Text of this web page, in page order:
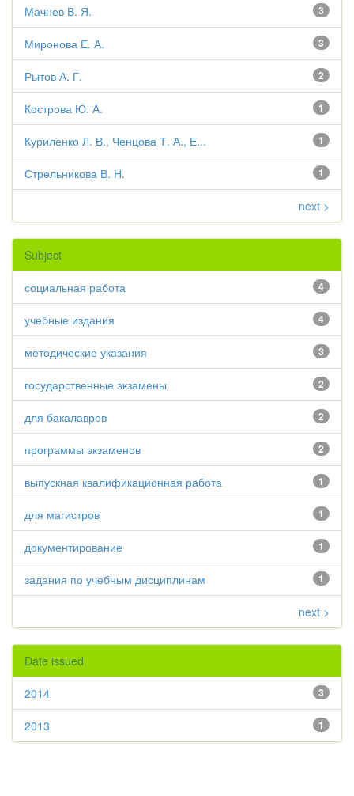
3
Мачнев В. Я.
3
Миронова Е. А.
2
Рытов А. Г.
1
Кострова Ю. А.
1
Куриленко Л. В., Ченцова Т. А., Е...
1
Стрельникова В. Н.
next >
Subject
4
социальная работа
4
учебные издания
3
методические указания
2
государственные экзамены
2
для бакалавров
2
программы экзаменов
1
выпускная квалификационная работа
1
для магистров
1
документирование
1
задания по учебным дисциплинам
next >
Date issued
3
2014
1
2013